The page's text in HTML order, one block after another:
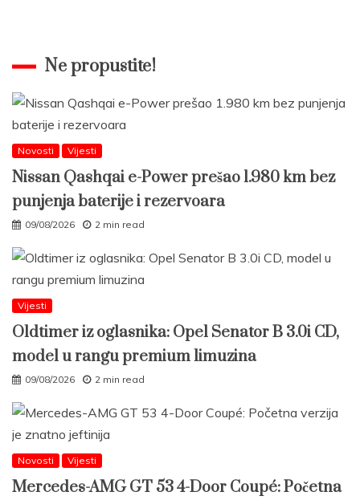
Ne propustite!
Novosti Vijesti
Nissan Qashqai e-Power prešao 1.980 km bez
punjenja baterije i rezervoara
09/08/2026 2 min read
Vijesti
Oldtimer iz oglasnika: Opel Senator B 3.0i CD,
model u rangu premium limuzina
09/08/2026 2 min read
Novosti Vijesti
Mercedes-AMG GT 53 4-Door Coupé: Početna